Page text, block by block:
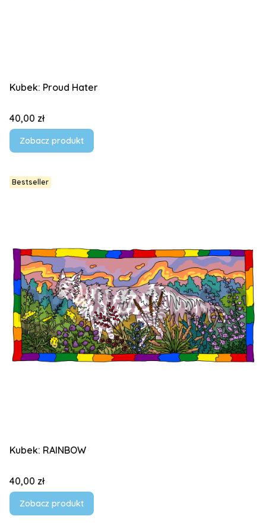
Kubek: Proud Hater
Cena
40,00 zł
Zobacz produkt
Bestseller
Kubek: RAINBOW
Cena
40,00 zł
Zobacz produkt